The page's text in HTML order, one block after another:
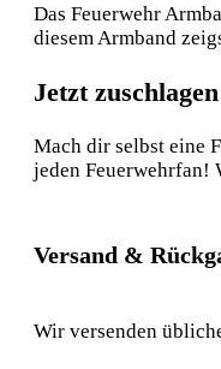
Das Feuerwehr
diesem Armband
Jetzt
Mach dir selbst eine
jeden Feuerwehrfan!
Versand &
Wir versenden